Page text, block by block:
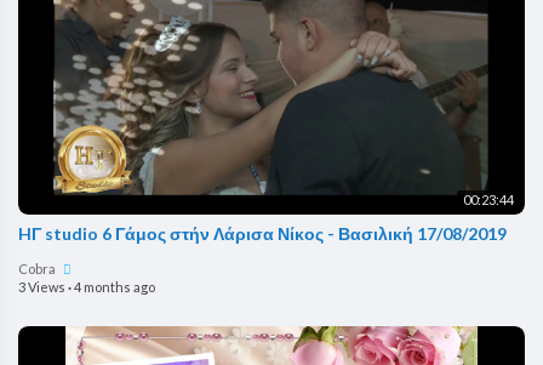
00:23:44
HΓ studio 6 Γάμος στήν Λάρισα Νίκος - Βασιλική 17/08/2019
Cobra
3 Views ·4 months ago